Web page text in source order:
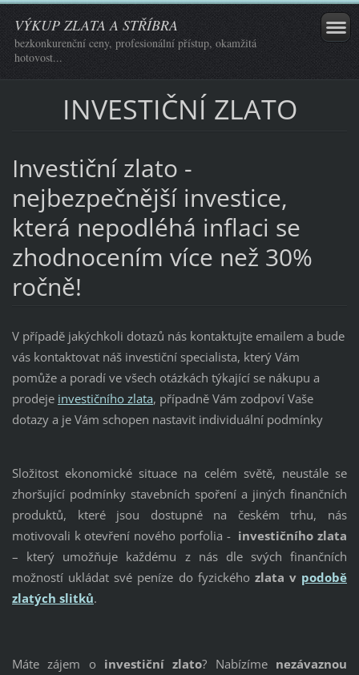
VÝKUP ZLATA A STŘÍBRA
bezkonkurenční ceny, profesionální přístup, okamžitá
hotovost...
INVESTIČNÍ ZLATO
Investiční zlato -
nejbezpečnější investice,
která nepodléhá inflaci se
zhodnocením více než 30%
ročně!
V případě jakýchkoli dotazů nás kontaktujte emailem a bude
vás kontaktovat náš investiční specialista, který Vám
pomůže a poradí ve všech otázkách týkající se nákupu a
prodeje investičního zlata, případně Vám zodpoví Vaše
dotazy a je Vám schopen nastavit individuální podmínky
Složitost ekonomické situace na celém světě, neustále se
zhoršující podmínky stavebních spoření a jiných finančních
produktů, které jsou dostupné na českém trhu, nás
motivovali k otevření nového porfolia - investičního zlata
– který umožňuje každému z nás dle svých finančních
možností ukládat své peníze do fyzického zlata v podobě
zlatých slitků.
Máte zájem o investiční zlato? Nabízíme nezávaznou